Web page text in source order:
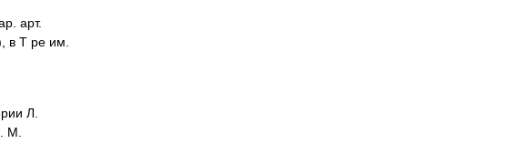
арт.
в Т ре им.
Л.
М.